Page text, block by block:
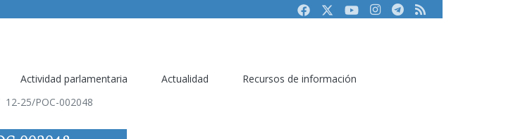
FacebookTwitterYoutubeInstagram
Telegram
RSS
Actividad parlamentaria Actualidad
Recursos de información
12-25/POC-002048